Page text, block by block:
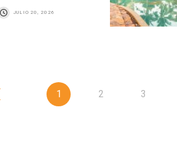
JULIO 20, 2026
1 2 3